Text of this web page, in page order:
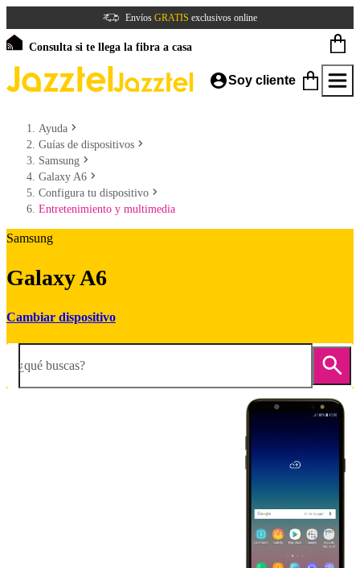
Envíos GRATIS exclusivos online
Consulta si te llega la fibra a casa
Soy cliente
Ayuda
Guías de dispositivos
Samsung
Galaxy A6
Configura tu dispositivo
Entretenimiento y multimedia
Samsung
Galaxy A6
Cambiar dispositivo
¿qué buscas?